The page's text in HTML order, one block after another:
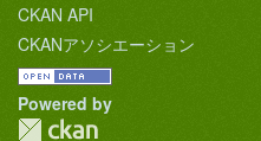
CKAN API
CKANアソシエーション
Powered by